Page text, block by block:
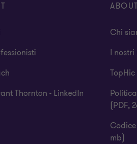
Thornton - LinkedIn
Chi
I
TopHic
(PDF,
Codice
mb)